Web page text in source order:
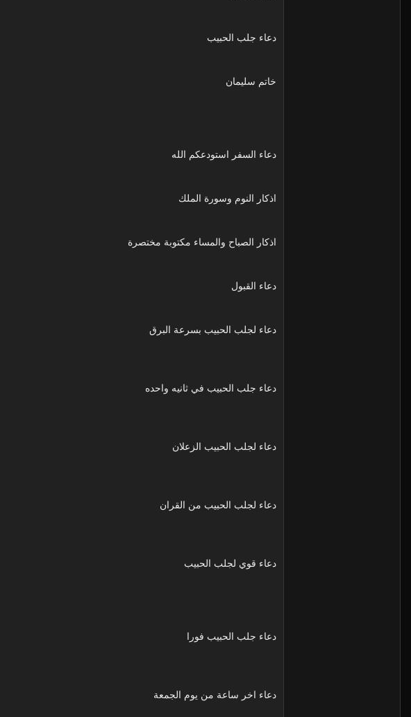
دعاء جلب الحبيب
خاتم سليمان
دعاء السفر استودعكم الله
اذكار النوم وسورة الملك
اذكار الصباح والمساء مكتوبة مختصرة
دعاء القبول
دعاء لجلب الحبيب بسرعة البرق
دعاء جلب الحبيب في ثانيه واحده
دعاء لجلب الحبيب الزعلان
دعاء لجلب الحبيب من القران
دعاء قوي لجلب الحبيب
دعاء جلب الحبيب فورا
دعاء اخر ساعة من يوم الجمعة